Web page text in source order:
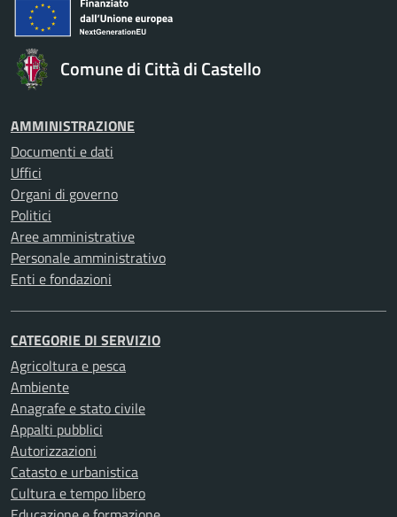
Comune di Città di Castello
AMMINISTRAZIONE
Documenti e dati
Uffici
Organi di governo
Politici
Aree amministrative
Personale amministrativo
Enti e fondazioni
CATEGORIE DI SERVIZIO
Agricoltura e pesca
Ambiente
Anagrafe e stato civile
Appalti pubblici
Autorizzazioni
Catasto e urbanistica
Cultura e tempo libero